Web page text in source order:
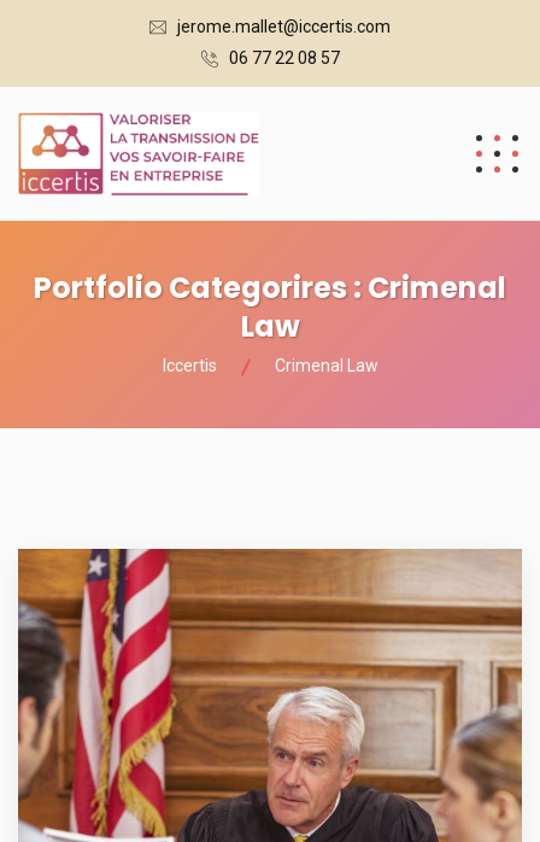
jerome.mallet@iccertis.com
06 77 22 08 57
Portfolio Categorires :Crimenal
Law
Iccertis Crimenal Law